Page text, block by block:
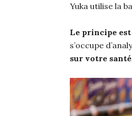
Yuka utilise la
Le principe
s’occupe
sur votre santé